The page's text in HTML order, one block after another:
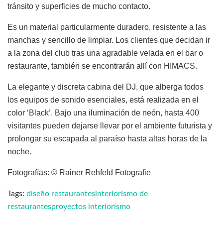
tránsito y superficies de mucho contacto.
Es un material particularmente duradero, resistente a las
manchas y sencillo de limpiar. Los clientes que decidan ir
a la zona del club tras una agradable velada en el bar o
restaurante, también se encontrarán allí con HIMACS.
La elegante y discreta cabina del DJ, que alberga todos
los equipos de sonido esenciales, está realizada en el
color ‘Black’. Bajo una iluminación de neón, hasta 400
visitantes pueden dejarse llevar por el ambiente futurista y
prolongar su escapada al paraíso hasta altas horas de la
noche.
Fotografías: © Rainer Rehfeld Fotografie
Tags: diseño restaurantesinteriorismo de
restaurantesproyectos interiorismo